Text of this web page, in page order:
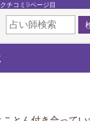
チコミ9ページ目